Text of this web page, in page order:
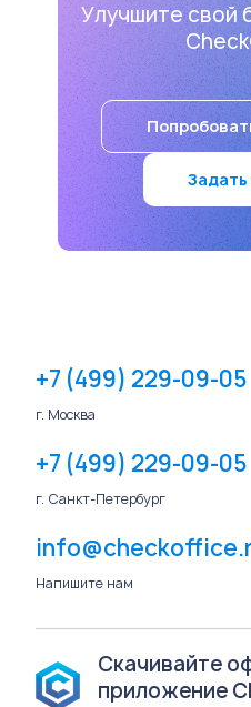
Улучшите свой
Задать
+7 (499) 229-09-05
г. Москва
+7 (499) 229-09-05
г. Санкт-Петербург
Напишите нам
Скачивайте
приложение